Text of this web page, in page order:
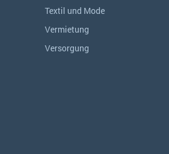
Textil und Mode
Vermietung
Versorgung